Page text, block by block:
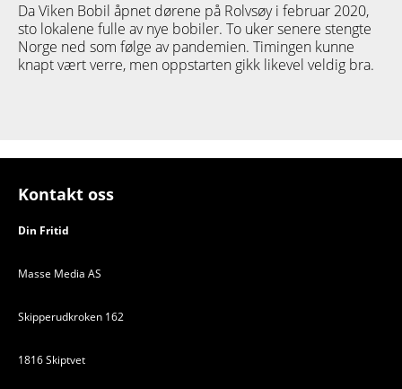
Da Viken Bobil åpnet dørene på Rolvsøy i februar 2020,
sto lokalene fulle av nye bobiler. To uker senere stengte
Norge ned som følge av pandemien. Timingen kunne
knapt vært verre, men oppstarten gikk likevel veldig bra.
Kontakt oss
Din Fritid
Masse Media AS
Skipperudkroken 162
1816 Skiptvet